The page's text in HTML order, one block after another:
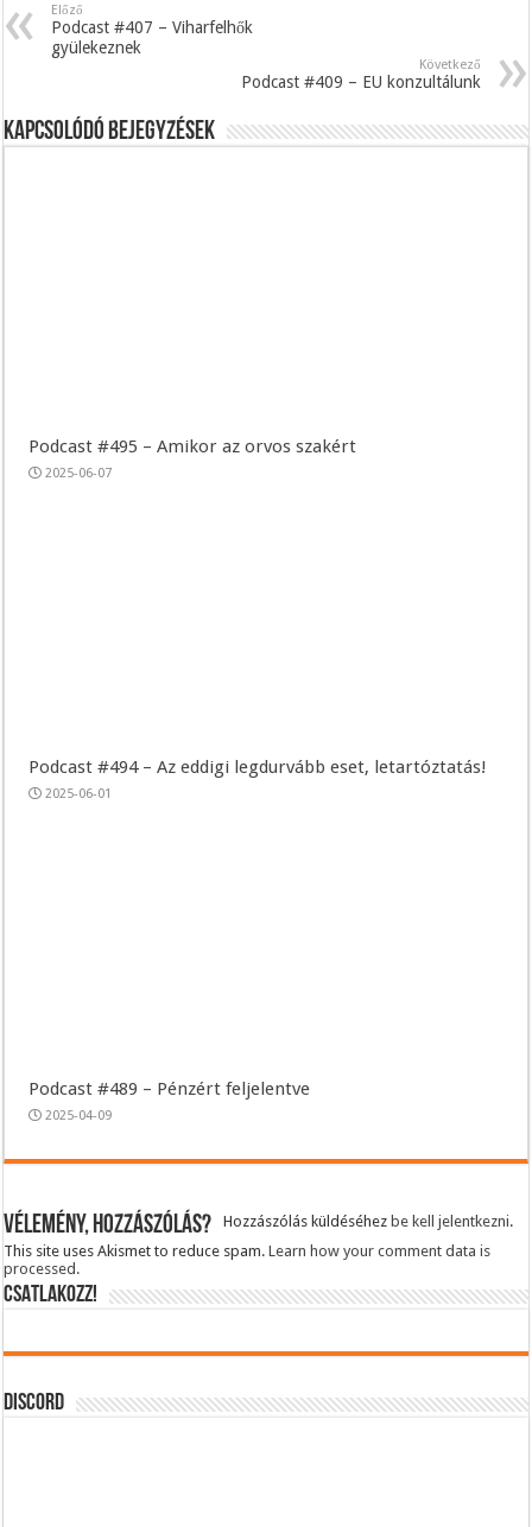
Előző
Podcast #407 – Viharfelhők
gyülekeznek
Következő
Podcast #409 – EU konzultálunk
Kapcsolódó bejegyzések
Podcast #495 – Amikor az orvos szakért
2025-06-07
Podcast #494 – Az eddigi legdurvább eset, letartóztatás!
2025-06-01
Podcast #489 – Pénzért feljelentve
2025-04-09
Vélemény, hozzászólás? Hozzászólás küldéséhez be kell jelentkezni.
This site uses Akismet to reduce spam.Learn how your comment data is
processed.
CSATLAKOZZ!
DISCORD